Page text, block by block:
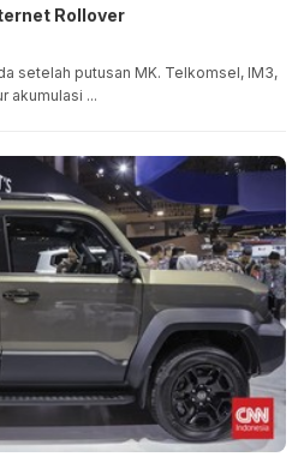
Rollover
setelah putusan MK. Telkomsel, IM3,
akumulasi ...